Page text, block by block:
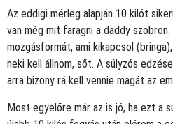
Az eddigi mérleg alapján 10 kilót
van még mit faragni a daddy
mozgásformát, ami kikapcsol
neki kell állnom, sőt. A súlyzós
arra bizony rá kell vennie magát az
Most egyelőre már az is jó, ha ezt a